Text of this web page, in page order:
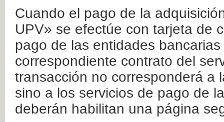
Cuando el pago de la
UPV» se efectúe con tarjeta de
pago de las entidades
correspondiente contrato del
transacción no corresponderá a
sino a los servicios de pago de
deberán habilitan una página